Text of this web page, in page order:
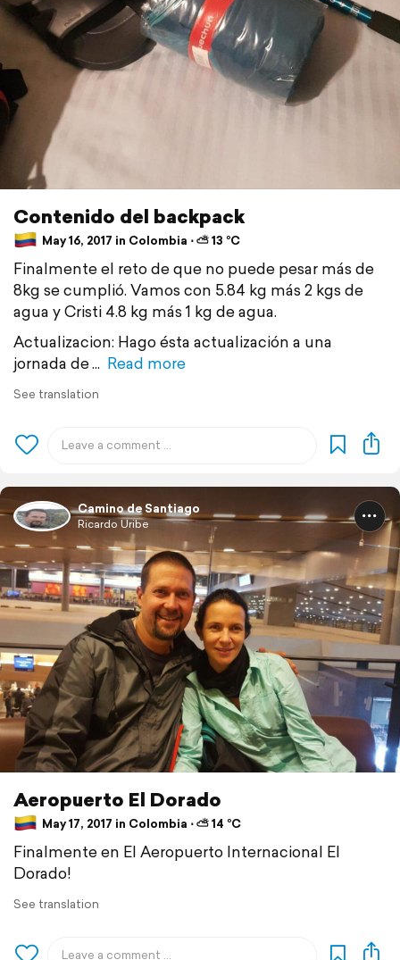
Contenido del backpack
May 16, 2017 in Colombia ⋅ ⛅ 13 °C
Finalmente el reto de que no puede pesar más de
8kg se cumplió. Vamos con 5.84 kg más 2 kgs de
agua y Cristi 4.8 kg más 1 kg de agua.
Actualizacion: Hago ésta actualización a una
jornada de
Read more
See translation
Camino de Santiago
Ricardo Uribe
Aeropuerto El Dorado
May 17, 2017 in Colombia ⋅ ⛅ 14 °C
Finalmente en El Aeropuerto Internacional El
Dorado!
See translation